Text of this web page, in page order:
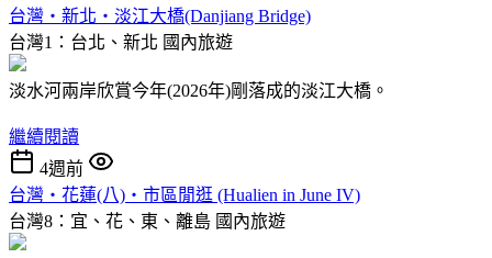
台灣‧新北‧淡江大橋(Danjiang Bridge)
台灣1：台北、新北 國內旅遊
淡水河兩岸欣賞今年(2026年)剛落成的淡江大橋。
繼續閱讀
4週前
台灣‧花蓮(八)‧市區閒逛 (Hualien in June IV)
台灣8：宜、花、東、離島 國內旅遊